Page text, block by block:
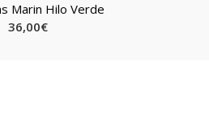
Marin Hilo Verde
36,00€